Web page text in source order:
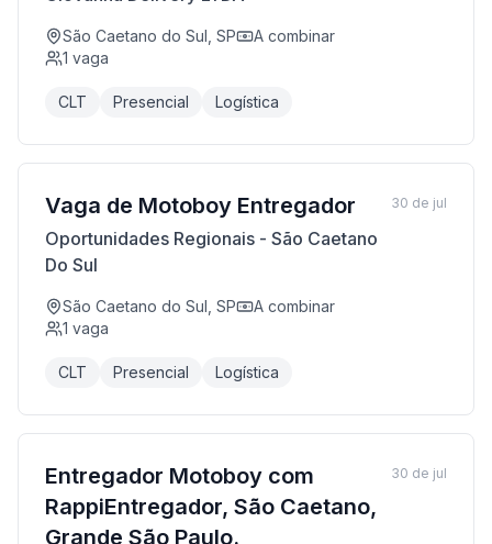
São Caetano do Sul, SP
A combinar
1 vaga
CLT Presencial Logística
Vaga de Motoboy Entregador
Oportunidades Regionais - São Caetano
Do Sul
São Caetano do Sul, SP
A combinar
1 vaga
CLT Presencial Logística
30 de jul
Entregador Motoboy com
RappiEntregador, São Caetano,
Grande São Paulo.
30 de jul